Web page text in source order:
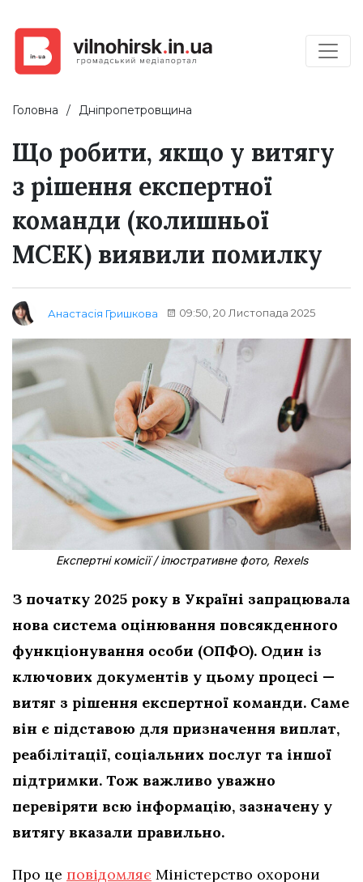
Головна Дніпропетровщина
Що робити, якщо у витягу
з рішення експертної
команди (колишньої
МСЕК) виявили помилку
Анастасія Гришкова 09:50, 20 Листопада 2025
Експертні комісії / ілюстративне фото, Rexels
З початку 2025 року в Україні запрацювала
нова система оцінювання повсякденного
функціонування особи (ОПФО). Один із
ключових документів у цьому процесі —
витяг з рішення експертної команди. Саме
він є підставою для призначення виплат,
реабілітації, соціальних послуг та іншої
підтримки. Тож важливо уважно
перевіряти всю інформацію, зазначену у
витягу вказали правильно.
Про це повідомляє Міністерство охорони